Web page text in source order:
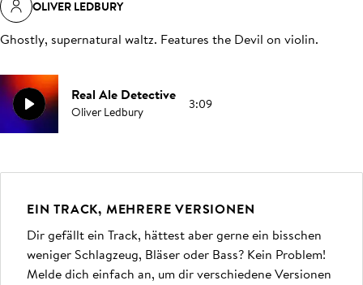
OLIVER LEDBURY
Ghostly, supernatural waltz. Features the Devil on violin.
Real Ale Detective
Oliver Ledbury 3:09
EIN TRACK, MEHRERE VERSIONEN
Dir gefällt ein Track, hättest aber gerne ein bisschen
weniger Schlagzeug, Bläser oder Bass? Kein Problem!
Melde dich einfach an, um dir verschiedene Versionen